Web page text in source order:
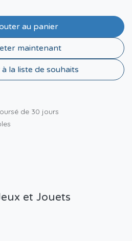
au panier
maintenant
la liste de souhaits
de 30 jours
et Jouets